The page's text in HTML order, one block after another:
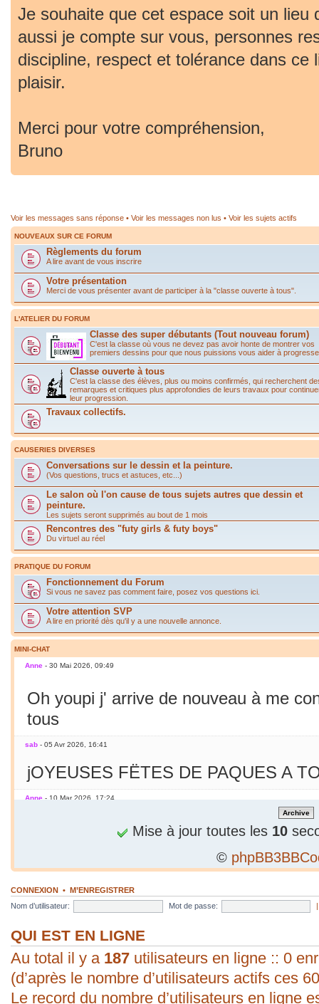
Je souhaite que cet espace soit un lieu
aussi je compte sur vous, personnes
discipline, respect et tolérance dans ce
plaisir.
Merci pour votre compréhension,
Bruno
Voir les messages sans réponse • Voir les messages non lus • Voir les sujets actifs
NOUVEAUX SUR CE FORUM
Règlements du forum
A lire avant de vous inscrire
Votre présentation
Merci de vous présenter avant de participer à la "classe ouverte à tous".
L'ATELIER DU FORUM
Classe des super débutants (Tout nouveau forum)
C'est la classe où vous ne devez pas avoir honte de montrer vos
premiers dessins pour que nous puissions vous aider à
Classe ouverte à tous
C'est la classe des élèves, plus ou moins confirmés, qui recherchent
remarques et critiques plus approfondies de leurs travaux pour
leur progression.
Travaux collectifs.
CAUSERIES DIVERSES
Conversations sur le dessin et la peinture.
(Vos questions, trucs et astuces, etc...)
Le salon où l'on cause de tous sujets autres que dessin et
peinture.
Les sujets seront supprimés au bout de 1 mois
Rencontres des "futy girls & futy boys"
Du virtuel au réel
PRATIQUE DU FORUM
Fonctionnement du Forum
Si vous ne savez pas comment faire, posez vos questions ici.
Votre attention SVP
A lire en priorité dès qu'il y a une nouvelle annonce.
MINI-CHAT
Anne - 30 Mai 2026, 09:49
Oh youpi j' arrive de nouveau à me
tous
sab - 05 Avr 2026, 16:41
jOYEUSES FËTES DE PAQUES A
Anne - 10 Mar 2026, 17:24
Jamais essayé avec le smarphone
C'est le printemps ! Soleil chaleur...
en mars seulement !
sab - 09 Mar 2026, 19:56
bonjour ! vous arrivez à poster une
évident pour moi. Vive les P.C. ;).
Mise à jour toutes les 10
©
CONNEXION • M’ENREGISTRER
Nom d’utilisateur:
Mot de passe:
QUI EST EN LIGNE
Au total il y a 187 utilisateurs en ligne :: 0
(d’après le nombre d’utilisateurs actifs ces
Le record du nombre d’utilisateurs en ligne